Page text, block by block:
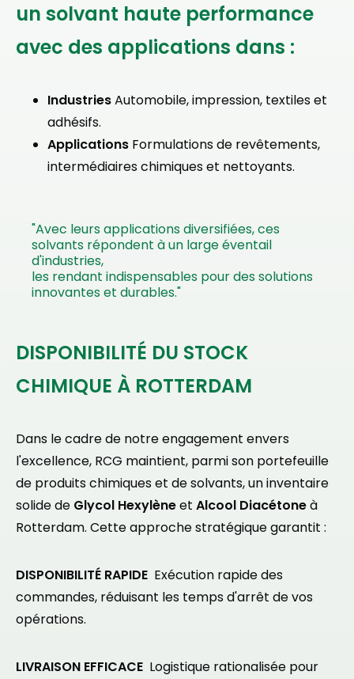
un solvant haute performance
avec des applications dans :
IndustriesAutomobile, impression, textiles et
adhésifs.
Applications Formulations de revêtements,
intermédiaires chimiques et nettoyants.
"Avec leurs applications diversifiées, ces
solvants répondent à un large éventail
d'industries,
les rendant indispensables pour des solutions
innovantes et durables."
DISPONIBILITÉ DU STOCK
CHIMIQUE À ROTTERDAM
Dans le cadre de notre engagement envers
l'excellence, RCG maintient, parmi son portefeuille
de produits chimiques et de solvants, un inventaire
solide de Glycol Hexylèneet Alcool Diacétoneà
Rotterdam. Cette approche stratégique garantit :
DISPONIBILITÉ RAPIDE Exécution rapide des
commandes, réduisant les temps d'arrêt de vos
opérations.
LIVRAISON EFFICACE Logistique rationalisée pour